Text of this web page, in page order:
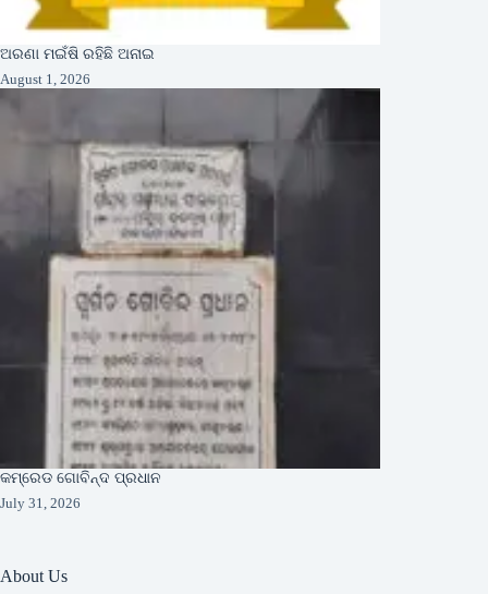
ଅରଣା ମଇଁଷି ରହିଛି ଅନାଇ
August 1, 2026
କମ୍ରେଡ ଗୋବିନ୍ଦ ପ୍ରଧାନ
July 31, 2026
About Us